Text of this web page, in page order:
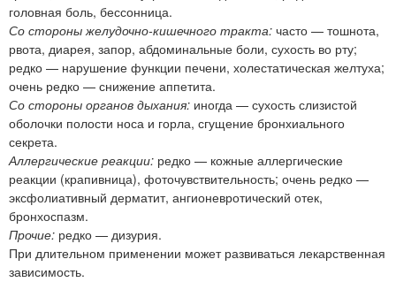
головная боль, бессонница.
Со стороны желудочно-кишечного тракта: часто — тошнота,
рвота, диарея, запор, абдоминальные боли, сухость во рту;
редко — нарушение функции печени, холестатическая желтуха;
очень редко — снижение аппетита.
Со стороны органов дыхания: иногда — сухость слизистой
оболочки полости носа и горла, сгущение бронхиального
секрета.
Аллергические реакции: редко — кожные аллергические
реакции (крапивница), фоточувствительность; очень редко —
эксфолиативный дерматит, ангионевротический отек,
бронхоспазм.
Прочие: редко — дизурия.
При длительном применении может развиваться лекарственная
зависимость.